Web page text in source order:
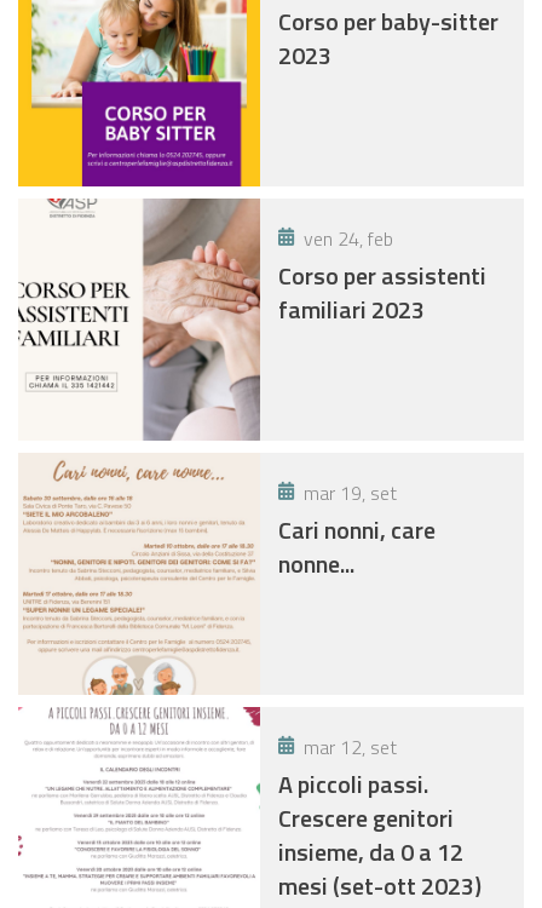
Corso per baby-sitter
2023
ven 24, feb
Corso per assistenti
familiari 2023
mar 19, set
Cari nonni, care
nonne...
mar 12, set
A piccoli passi.
Crescere genitori
insieme, da 0 a 12
mesi (set-ott 2023)